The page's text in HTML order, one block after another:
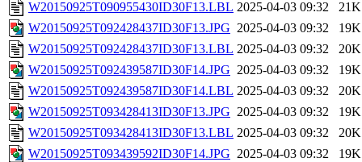
W20150925T090955430ID30F13.LBL 2025-04-03 09:32
21K
W20150925T092428437ID30F13.JPG 2025-04-03 09:32
19K
W20150925T092428437ID30F13.LBL 2025-04-03 09:32
20K
W20150925T092439587ID30F14.JPG 2025-04-03 09:32
19K
W20150925T092439587ID30F14.LBL 2025-04-03 09:32
20K
W20150925T093428413ID30F13.JPG 2025-04-03 09:32
19K
W20150925T093428413ID30F13.LBL 2025-04-03 09:32
20K
W20150925T093439592ID30F14.JPG 2025-04-03 09:32
19K